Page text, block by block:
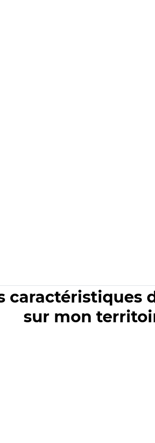
caractéristiques
sur mon